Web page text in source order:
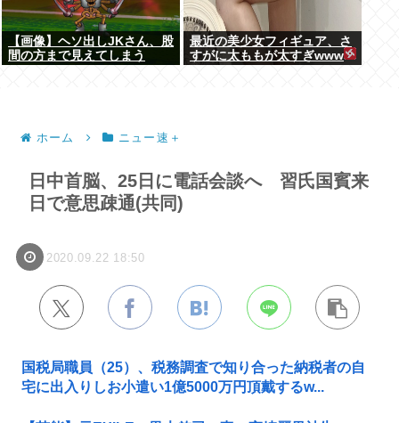
【画像】ヘソ出しJKさん、股
間の方まで見えてしまう
最近の美少女フィギュア、さ
すがに太ももが太すぎwww
ホーム ニュー速＋
日中首脳、25日に電話会談へ 習氏国賓来
日で意思疎通(共同)
2020.09.22 18:50
国税局職員（25）、税務調査で知り合った納税者の自
宅に出入りしお小遣い1億5000万円頂戴するw...